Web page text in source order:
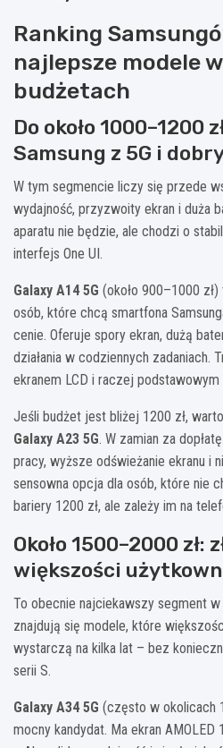
Ranking
najlepsze modele
budżetach
Do około 1000–1200
Samsung z 5G i
W tym segmencie liczy się przede
wydajność, przyzwoity ekran i duża
aparatu nie będzie, ale chodzi o
interfejs One UI.
Galaxy A14 5G (około 900–1000
osób, które chcą smartfona
cenie. Oferuje spory ekran, dużą
działania w codziennych zadaniach.
ekranem LCD i raczej podstawowym
Jeśli budżet jest bliżej 1200 zł,
Galaxy A23 5G. W zamian za
pracy, wyższe odświeżanie ekranu i
sensowna opcja dla osób, które nie
bariery 1200 zł, ale zależy im na
Około 1500–2000 zł:
większości
To obecnie najciekawszy segment w
znajdują się modele, które
wystarczą na kilka lat – bez
serii S.
Galaxy A34 5G (często w okolicach
mocny kandydat. Ma ekran